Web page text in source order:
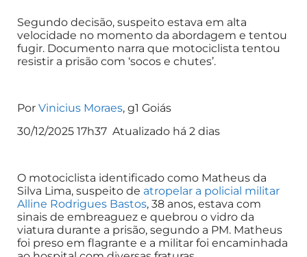
Segundo decisão, suspeito estava em alta
velocidade no momento da abordagem e tentou
fugir. Documento narra que motociclista tentou
resistir a prisão com ‘socos e chutes’.
Por Vinicius Moraes, g1 Goiás
30/12/2025 17h37 Atualizado há 2 dias
O motociclista identificado como Matheus da
Silva Lima, suspeito de atropelar a policial militar
Alline Rodrigues Bastos, 38 anos, estava com
sinais de embreaguez e quebrou o vidro da
viatura durante a prisão, segundo a PM. Matheus
foi preso em flagrante e a militar foi encaminhada